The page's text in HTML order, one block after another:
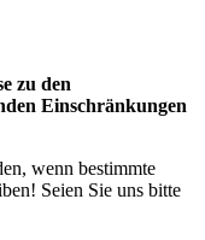
zu den
Einschränkungen
wenn bestimmte
Seien Sie uns bitte